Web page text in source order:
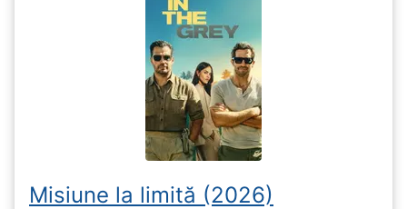
Misiune la limită (2026)